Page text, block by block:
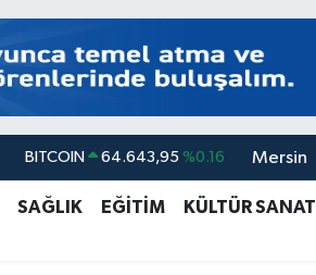
DOLAR 47,6006 %0.06
Mersin
SAĞLIK EĞİTİM KÜLTÜR SANAT